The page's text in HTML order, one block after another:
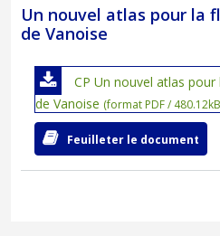
Un nouvel atlas pour la
de Vanoise
CP Un nouvel atlas
de Vanoise (format PDF /
Feuilleter le document